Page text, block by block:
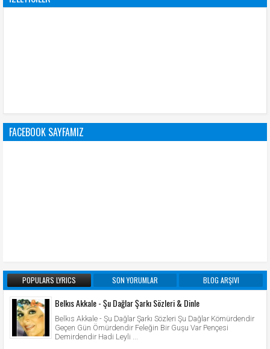
FACEBOOK SAYFAMIZ
POPULARS LYRICS SON YORUMLAR BLOG ARŞIVI
Belkıs Akkale - Şu Dağlar Şarkı Sözleri & Dinle
Belkıs Akkale - Şu Dağlar Şarkı Sözleri Şu Dağlar Kömürdendir
Geçen Gün Ömürdendir Feleğin Bir Guşu Var Pençesi
Demirdendir Hadi Leyli ...